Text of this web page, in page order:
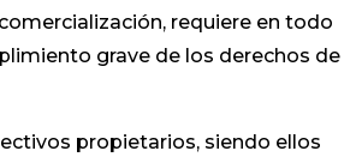
requiere en todo
grave de los derechos de
propietarios, siendo ellos